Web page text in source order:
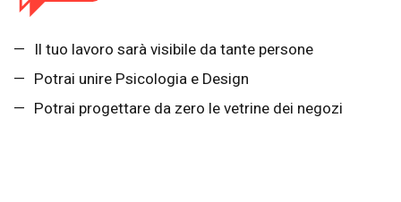
Il tuo lavoro sarà visibile da tante persone
Potrai unire Psicologia e Design
Potrai progettare da zero le vetrine dei negozi